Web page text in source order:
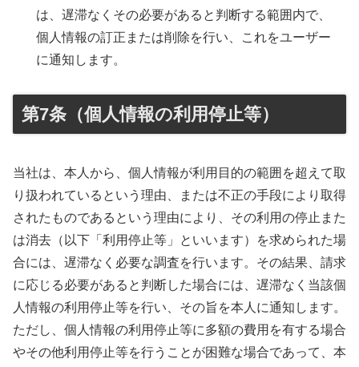
は、遅滞なくその必要があると判断する範囲内で、
個人情報の訂正または削除を行い、これをユーザー
に通知します。
第7条（個人情報の利用停止等）
当社は、本人から、個人情報が利用目的の範囲を超えて取
り扱われているという理由、または不正の手段により取得
されたものであるという理由により、その利用の停止また
は消去（以下「利用停止等」といいます）を求められた場
合には、遅滞なく必要な調査を行います。その結果、請求
に応じる必要があると判断した場合には、遅滞なく当該個
人情報の利用停止等を行い、その旨を本人に通知します。
ただし、個人情報の利用停止等に多額の費用を有する場合
やその他利用停止等を行うことが困難な場合であって、本